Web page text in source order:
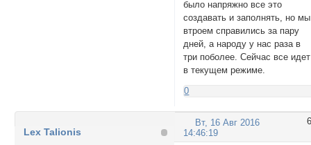
было напряжно все это
создавать и заполнять, но мы
втроем справились за пару
дней, а народу у нас раза в
три поболее. Сейчас все идет
в текущем режиме.
0
6
Вт, 16 Авг 2016
14:46:19
Lex Talionis